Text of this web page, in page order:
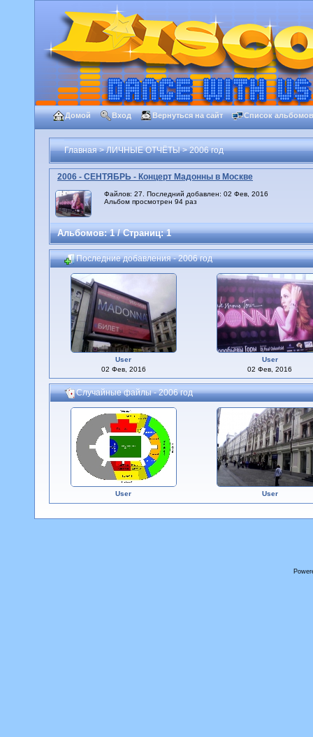
Домой Вход Вернуться на сайт Список альбомов
Главная>ЛИЧНЫЕ ОТЧЁТЫ>2006 год
2006 - СЕНТЯБРЬ - Концерт Мадонны в Москве
Файлов: 27. Последний добавлен: 02 Фев, 2016
Альбом просмотрен 94 раз
Альбомов: 1 / Страниц: 1
Последние добавления - 2006 год
User
02 Фев, 2016
User
02 Фев, 2016
Случайные файлы - 2006 год
User User